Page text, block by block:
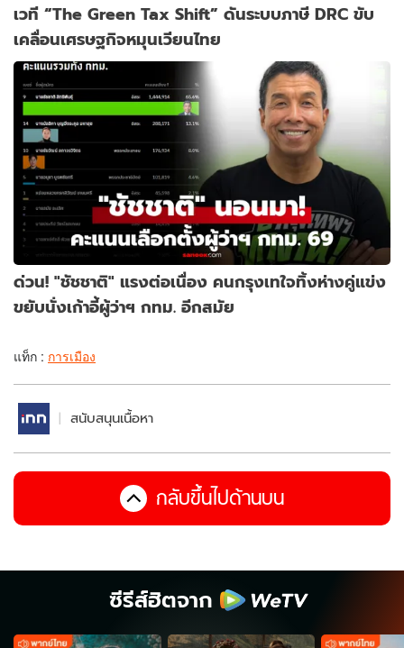
เวที “The Green Tax Shift” ดันระบบภาษี DRC ขับ
เคลื่อนเศรษฐกิจหมุนเวียนไทย
ด่วน! "ชัชชาติ" แรงต่อเนื่อง คนกรุงเทใจทิ้งห่างคู่แข่ง
ขยับนั่งเก้าอี้ผู้ว่าฯ กทม. อีกสมัย
แท็ก : การเมือง
สนับสนุนเนื้อหา
กลับขึ้นไปด้านบน
ซีรีส์ฮิตจาก